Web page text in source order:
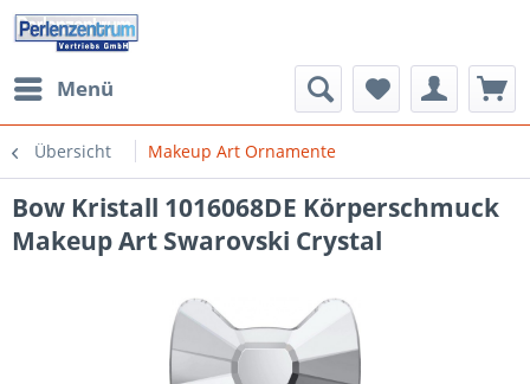
Menü
Übersicht Makeup Art Ornamente
Bow Kristall 1016068DE Körperschmuck
Makeup Art Swarovski Crystal